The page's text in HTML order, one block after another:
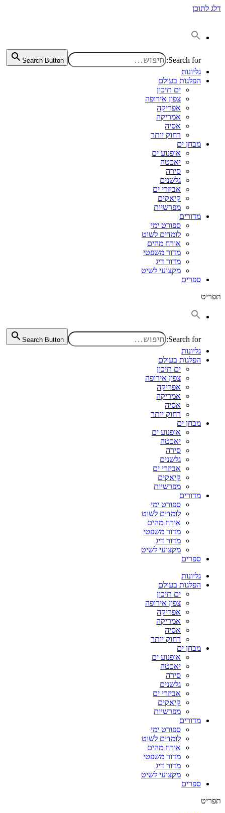
דלג לתוכן
Search for:
Search Button
גליונות
הפלגות בעולם
ים תיכון
צפון אירופה
אפריקה
אמריקה
אסיה
רחוק יותר
מבחן ים
אופנוע ים
יאכטה
סירה
גלשנים
אביזרי ים
קיאקים
מפרשיות
מדורים
ספורט ימי
לומדים לשוט
אורח מהים
מדור משפטי
מדור דיג
מקצועי לשיט
ספרים
תפריט
Search for:
Search Button
גליונות
הפלגות בעולם
ים תיכון
צפון אירופה
אפריקה
אמריקה
אסיה
רחוק יותר
מבחן ים
אופנוע ים
יאכטה
סירה
גלשנים
אביזרי ים
קיאקים
מפרשיות
מדורים
ספורט ימי
לומדים לשוט
אורח מהים
מדור משפטי
מדור דיג
מקצועי לשיט
ספרים
גליונות
הפלגות בעולם
ים תיכון
צפון אירופה
אפריקה
אמריקה
אסיה
רחוק יותר
מבחן ים
אופנוע ים
יאכטה
סירה
גלשנים
אביזרי ים
קיאקים
מפרשיות
מדורים
ספורט ימי
לומדים לשוט
אורח מהים
מדור משפטי
מדור דיג
מקצועי לשיט
ספרים
תפריט